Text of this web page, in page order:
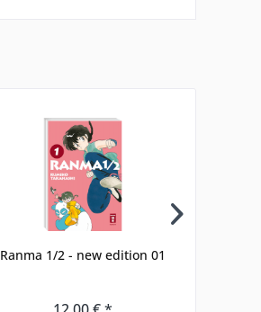
Ranma 1/2 - new edition 01